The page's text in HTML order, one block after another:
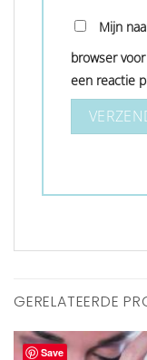
Mijn
browser
een reactie
GERELATEERDE
Save